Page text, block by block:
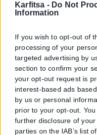
Karfitsa - Do Not
Information
If you wish to opt-out of
processing of your
targeted advertising by
section to confirm your
your opt-out request is
interest-based ads
by us or personal
prior to your opt-out.
further disclosure of
parties on the IAB’s list